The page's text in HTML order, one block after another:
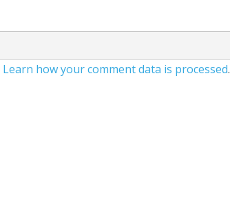
Learn how your comment data is processed.